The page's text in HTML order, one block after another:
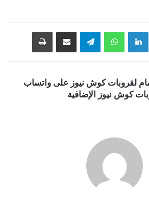
‫X لينكدإن واتساب تيلقرام
لقروبات كوش نيوز على واتساب
كوش نيوز الإضافية